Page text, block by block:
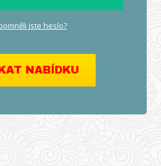
jste heslo?
NABÍDKU